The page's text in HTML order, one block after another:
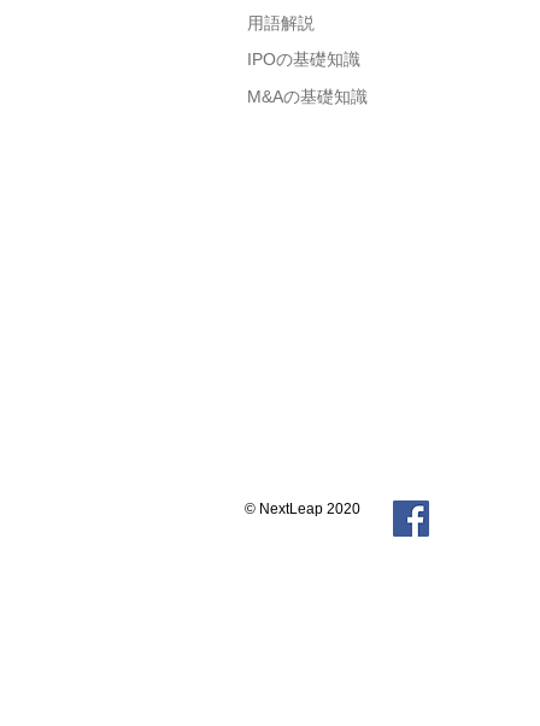
用語解説
IPOの基礎知識
M&Aの基礎知識
© NextLeap 2020